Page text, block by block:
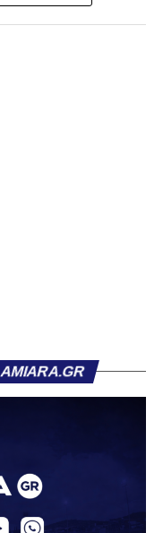
την ποδοσφαιρική
την
χρονιά στη Γ’